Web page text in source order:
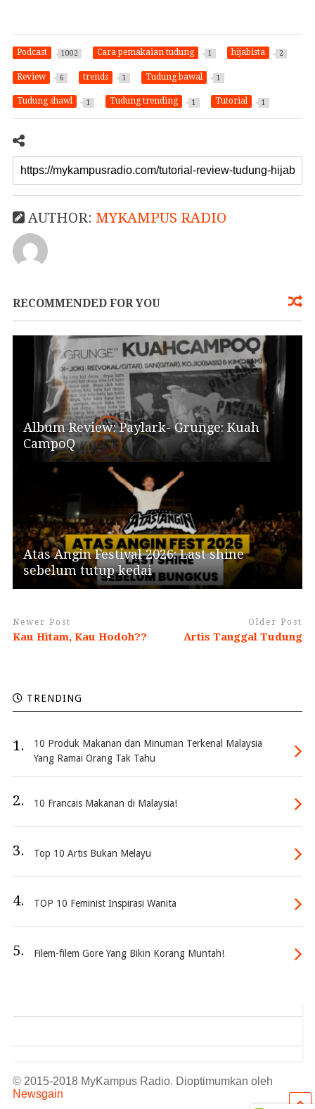
Podcast 1002 Cara pemakaian tudung 1 hijabista 2
Review 6 trends 1 Tudung bawal 1
Tudung shawl 1 Tudung trending 1 Tutorial 1
AUTHOR: MYKAMPUS RADIO
RECOMMENDED FOR YOU
Album Review: Paylark- Grunge: Kuah
CampoQ
Atas Angin Festival 2026: Last shine
sebelum tutup kedai
Newer Post
Kau Hitam, Kau Hodoh??
Older Post
Artis Tanggal Tudung
TRENDING
1.
10 Produk Makanan dan Minuman Terkenal Malaysia
Yang Ramai Orang Tak Tahu
2. 10 Francais Makanan di Malaysia!
3. Top 10 Artis Bukan Melayu
4. TOP 10 Feminist Inspirasi Wanita
5. Filem-filem Gore Yang Bikin Korang Muntah!
© 2015-2018 MyKampus Radio. Dioptimumkan oleh
Newsgain